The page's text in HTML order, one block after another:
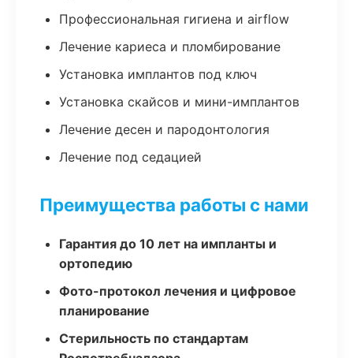
Профессиональная гигиена и airflow
Лечение кариеса и пломбирование
Установка имплантов под ключ
Установка скайсов и мини-имплантов
Лечение десен и пародонтология
Лечение под седацией
Преимущества работы с нами
Гарантия до 10 лет на импланты и
ортопедию
Фото-протокол лечения и цифровое
планирование
Стерильность по стандартам